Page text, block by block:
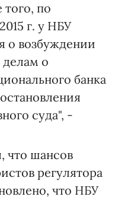
по
г. у НБУ
о возбуждении
делам о
банка
суда", -
что шансов
регулятора
что НБУ